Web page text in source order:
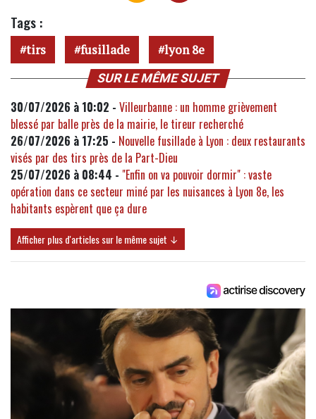
Tags :
tirs fusillade lyon 8e
SUR LE MÊME SUJET
30/07/2026 à 10:02 - Villeurbanne : un homme grièvement
blessé par balle près de la mairie, le tireur recherché
26/07/2026 à 17:25 - Nouvelle fusillade à Lyon : deux restaurants
visés par des tirs près de la Part-Dieu
25/07/2026 à 08:44 - "Enfin on va pouvoir dormir" : vaste
opération dans ce secteur miné par les nuisances à Lyon 8e, les
habitants espèrent que ça dure
Afficher plus d'articles sur le même sujet ↓